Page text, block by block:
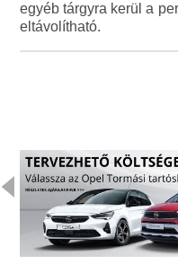
egyéb tárgyra kerül a
eltávolítható.